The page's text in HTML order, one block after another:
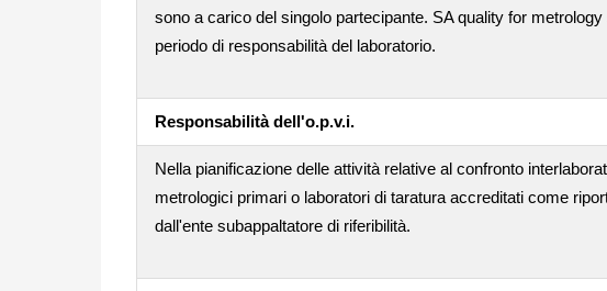
sono a carico del singolo partecipante. SA quality for
periodo di responsabilità del laboratorio.
Responsabilità dell'o.p.v.i.
Nella pianificazione delle attività relative al confronto
metrologici primari o laboratori di taratura accreditati come
dall'ente subappaltatore di riferibilità.